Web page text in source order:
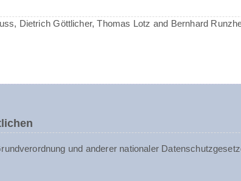
Dietrich Göttlicher, Thomas Lotz and Bernhard
und anderer nationaler